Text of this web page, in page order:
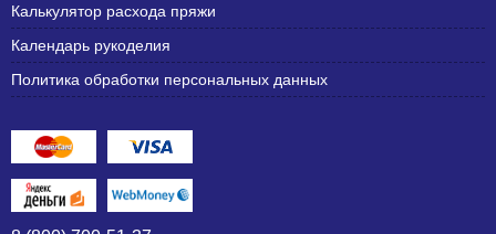
Калькулятор расхода пряжи
Календарь рукоделия
Политика обработки персональных данных